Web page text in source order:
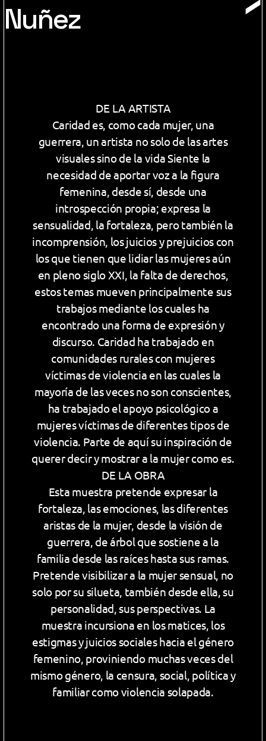
Nuñez
DE LA ARTISTA
Caridad es, como cada mujer, una
guerrera, un artista no solo de las artes
visuales sino de la vida Siente la
necesidad de aportar voz a la figura
femenina, desde sí, desde una
introspección propia; expresa la
sensualidad, la fortaleza, pero también la
incomprensión, los juicios y prejuicios con
los que tienen que lidiar las mujeres aún
en pleno siglo XXI, la falta de derechos,
estos temas mueven principalmente sus
trabajos mediante los cuales ha
encontrado una forma de expresión y
discurso. Caridad ha trabajado en
comunidades rurales con mujeres
víctimas de violencia en las cuales la
mayoría de las veces no son conscientes,
ha trabajado el apoyo psicológico a
mujeres víctimas de diferentes tipos de
violencia. Parte de aquí su inspiración de
querer decir y mostrar a la mujer como es.
DE LA OBRA
Esta muestra pretende expresar la
fortaleza, las emociones, las diferentes
aristas de la mujer, desde la visión de
guerrera, de árbol que sostiene a la
familia desde las raíces hasta sus ramas.
Pretende visibilizar a la mujer sensual, no
solo por su silueta, también desde ella, su
personalidad, sus perspectivas. La
muestra incursiona en los matices, los
estigmas y juicios sociales hacia el género
femenino, proviniendo muchas veces del
mismo género, la censura, social, política y
familiar como violencia solapada.